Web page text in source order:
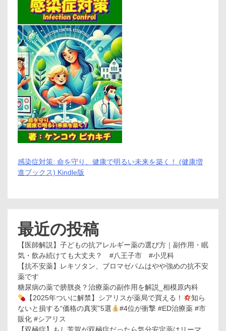
感染症対策: 命を守り、健康で明るい未来を築く！ (健康増
進ブックス) Kindle版
最近の投稿
【医師解説】子どもの抗アレルギー薬の選び方｜副作用・眠
気・飲み続けても大丈夫？ #八王子市 #小児科
【抗不安薬】レキソタン、ブロマゼパムはやや強めの抗不安
薬です
糖尿病の薬で膀胱炎？治療薬の副作用を解説_相模原内科
【2025年ついに解禁】シアリスが薬局で買える！
知ら
ないと損する“価格の真実”5選
#4位が衝撃 #ED治療薬 #市
販化 #シアリス